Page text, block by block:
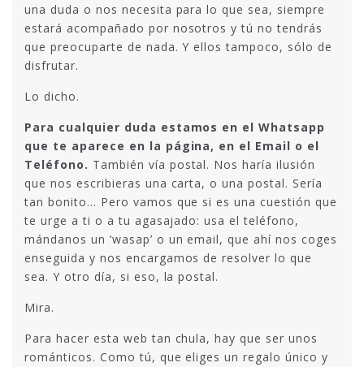
una duda o nos necesita para lo que sea, siempre
estará acompañado por nosotros y tú no tendrás
que preocuparte de nada. Y ellos tampoco, sólo de
disfrutar.
Lo dicho.
Para cualquier duda estamos en el Whatsapp
que te aparece en la página, en el Email o el
Teléfono. También vía postal. Nos haría ilusión
que nos escribieras una carta, o una postal. Sería
tan bonito… Pero vamos que si es una cuestión que
te urge a ti o a tu agasajado: usa el teléfono,
mándanos un ‘wasap’ o un email, que ahí nos coges
enseguida y nos encargamos de resolver lo que
sea. Y otro día, si eso, la postal.
Mira.
Para hacer esta web tan chula, hay que ser unos
románticos. Como tú, que eliges un regalo único y